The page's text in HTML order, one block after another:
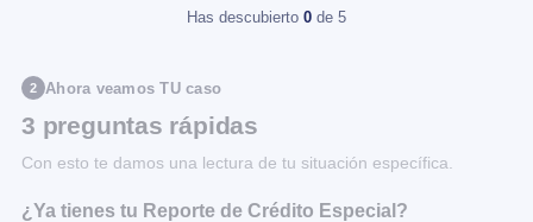
Has descubierto 0 de 5
2 Ahora veamos TU caso
3 preguntas rápidas
Con esto te damos una lectura de tu situación específica.
¿Ya tienes tu Reporte de Crédito Especial?